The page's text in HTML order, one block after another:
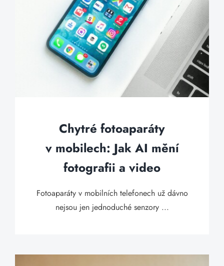
Chytré fotoaparáty
v mobilech: Jak AI mění
fotografii a video
Fotoaparáty v mobilních telefonech už dávno
nejsou jen jednoduché senzory ...